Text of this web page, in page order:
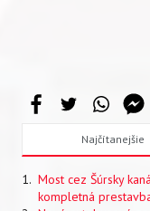
Najčítanejšie
Most cez Šúrsky
kompletná